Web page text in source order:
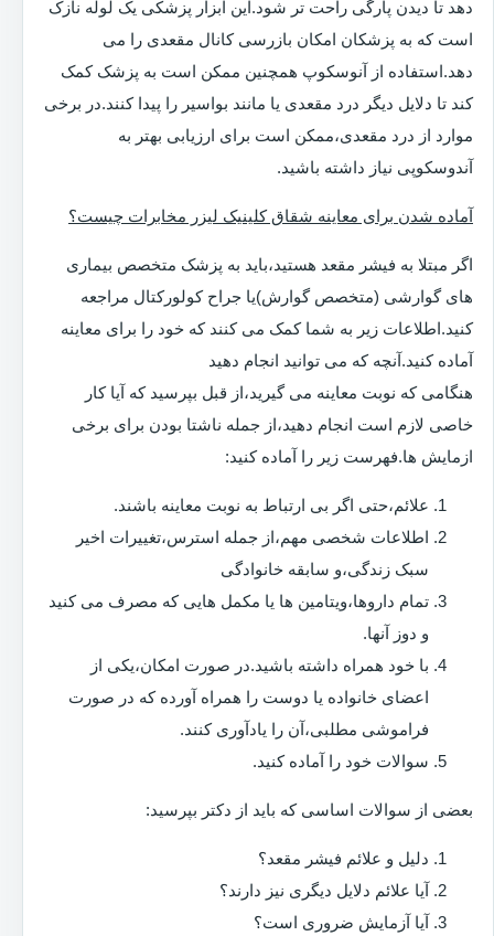
دهد تا دیدن پارگی راحت تر شود.این ابزار پزشکی یک لوله نازک
است که به پزشکان امکان بازرسی کانال مقعدی را می
دهد.استفاده از آنوسکوپ همچنین ممکن است به پزشک کمک
کند تا دلایل دیگر درد مقعدی یا مانند بواسیر را پیدا کنند.در برخی
موارد از درد مقعدی،ممکن است برای ارزیابی بهتر به
آندوسکوپی نیاز داشته باشید.
آماده شدن برای معاینه شقاق کلینیک لیزر مخابرات چیست؟
اگر مبتلا به فیشر مقعد هستید،باید به پزشک متخصص بیماری
های گوارشی (متخصص گوارش)یا جراح کولورکتال مراجعه
کنید.اطلاعات زیر به شما کمک می کنند که خود را برای معاینه
آماده کنید.آنچه که می توانید انجام دهید
هنگامی که نوبت معاینه می گیرید،از قبل بپرسید که آیا کار
خاصی لازم است انجام دهید،از جمله ناشتا بودن برای برخی
ازمایش ها.فهرست زیر را آماده کنید:
علائم،حتی اگر بی ارتباط به نوبت معاینه باشند.
اطلاعات شخصی مهم،از جمله استرس،تغییرات اخیر
سبک زندگی،و سابقه خانوادگی
تمام داروها،ویتامین ها یا مکمل هایی که مصرف می کنید
و دوز آنها.
با خود همراه داشته باشید.در صورت امکان،یکی از
اعضای خانواده یا دوست را همراه آورده که در صورت
فراموشی مطلبی،آن را یادآوری کنند.
سوالات خود را آماده کنید.
بعضی از سوالات اساسی که باید از دکتر بپرسید:
دلیل و علائم فیشر مقعد؟
آیا علائم دلایل دیگری نیز دارند؟
آیا آزمایش ضروری است؟